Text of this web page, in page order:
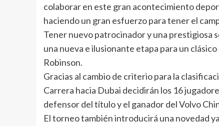
colaborar en este gran acontecimiento
haciendo un gran esfuerzo para tener el
Tener nuevo patrocinador y una prestigiosa
una nueva e ilusionante etapa para un
Robinson.
Gracias al cambio de criterio para la
Carrera hacia Dubai decidirán los 16
defensor del título y el ganador del Volvo
El torneo también introducirá una novedad